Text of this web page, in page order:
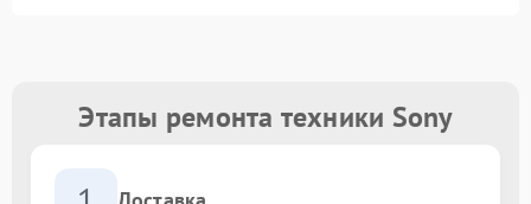
Этапы ремонта техники Sony